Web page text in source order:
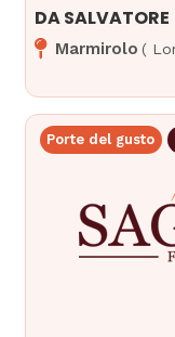
DA SALVATORE
Marmirolo (
Porte del gusto